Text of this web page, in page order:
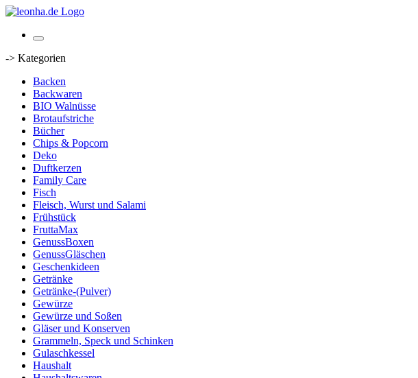
-> Kategorien
Backen
Backwaren
BIO Walnüsse
Brotaufstriche
Bücher
Chips & Popcorn
Deko
Duftkerzen
Family Care
Fisch
Fleisch, Wurst und Salami
Frühstück
FruttaMax
GenussBoxen
GenussGläschen
Geschenkideen
Getränke
Getränke-(Pulver)
Gewürze
Gewürze und Soßen
Gläser und Konserven
Grammeln, Speck und Schinken
Gulaschkessel
Haushalt